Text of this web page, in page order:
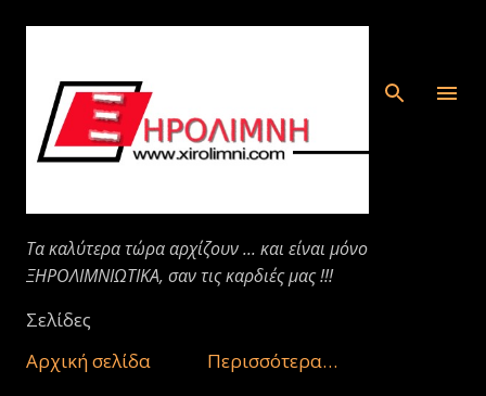
Μετάβαση στο κύριο περιεχόμενο
Τα καλύτερα τώρα αρχίζουν ... και είναι μόνο
ΞΗΡΟΛΙΜΝΙΩΤΙΚΑ, σαν τις καρδιές μας !!!
Σελίδες
Αρχική σελίδα
Περισσότερα…